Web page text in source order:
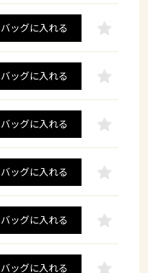
バッグに入れる
バッグに入れる
バッグに入れる
バッグに入れる
バッグに入れる
バッグに入れる